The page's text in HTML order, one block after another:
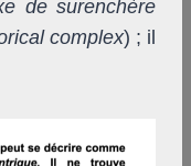
de surenchère
complex) ; il